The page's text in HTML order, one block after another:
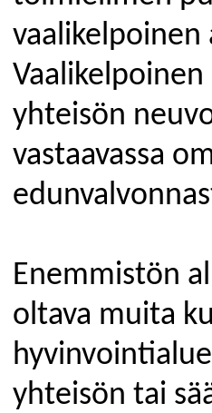
vaalikelpoinen
yhteisön
vastaavassa
Enemmistön
oltava muita
yhteisön tai